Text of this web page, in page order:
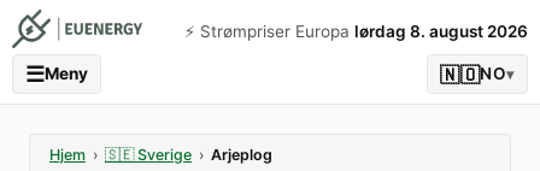
⚡️ Strømpriser Europa lørdag 8. august 2026
☰Meny 🇳🇴NO▾
Hjem › 🇸🇪 Sverige › Arjeplog